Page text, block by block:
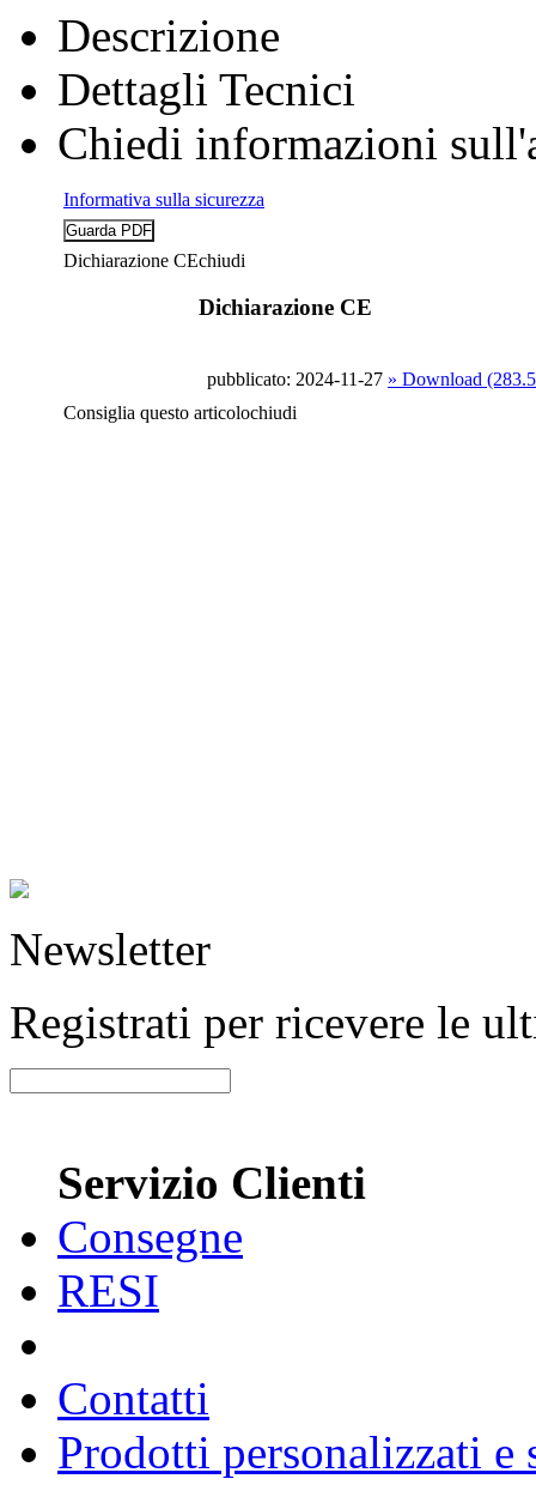
Descrizione
Dettagli Tecnici
Chiedi informazioni
Informativa sulla sicurezza
Dichiarazione CEchiudi
Dichiarazione CE
pubblicato: 2024-11-27 » Download
Consiglia questo articolochiudi
Newsletter
Registrati per ricevere le
Servizio Clienti
Consegne
RESI
Contatti
Prodotti personalizzati e